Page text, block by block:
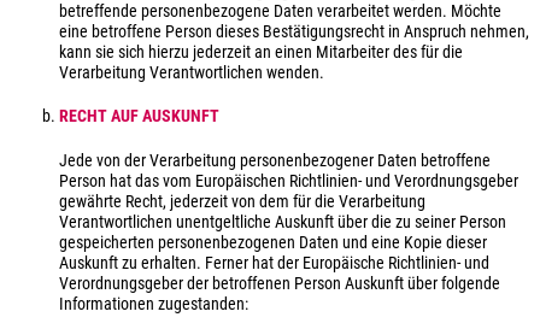
betreffende personenbezogene Daten verarbeitet werden. Möchte
eine betroffene Person dieses Bestätigungsrecht in Anspruch nehmen,
kann sie sich hierzu jederzeit an einen Mitarbeiter des für die
Verarbeitung Verantwortlichen wenden.
RECHT AUF AUSKUNFT
Jede von der Verarbeitung personenbezogener Daten betroffene
Person hat das vom Europäischen Richtlinien- und Verordnungsgeber
gewährte Recht, jederzeit von dem für die Verarbeitung
Verantwortlichen unentgeltliche Auskunft über die zu seiner Person
gespeicherten personenbezogenen Daten und eine Kopie dieser
Auskunft zu erhalten. Ferner hat der Europäische Richtlinien- und
Verordnungsgeber der betroffenen Person Auskunft über folgende
Informationen zugestanden: